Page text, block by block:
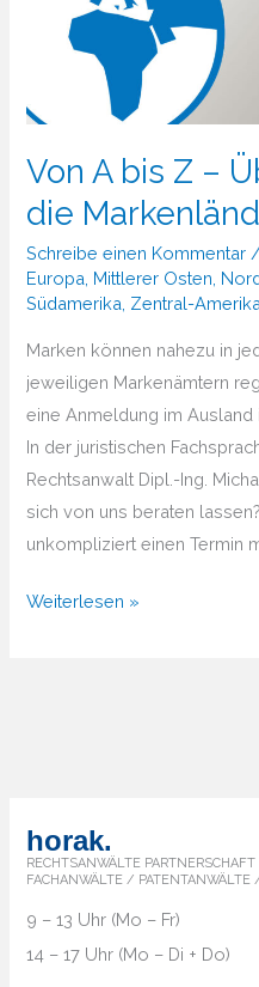
Von A bis Z –
die
Schreibe einen Kommentar
Europa Mittlerer Osten
Südamerika Zentral-Amerika
Marken können nahezu in
jeweiligen Markenämtern
eine Anmeldung im Ausland
In der juristischen
Rechtsanwalt Dipl.-Ing.
sich von uns beraten
unkompliziert einen Termin
Von
die
Markenländer
Weiterlesen »
horak.
RECHTSANWÄLTE
FACHANWÄLTE / PATENTANWÄLTE
9 – 13 Uhr (Mo – Fr)
14 – 17 Uhr (Mo – Di + Do)